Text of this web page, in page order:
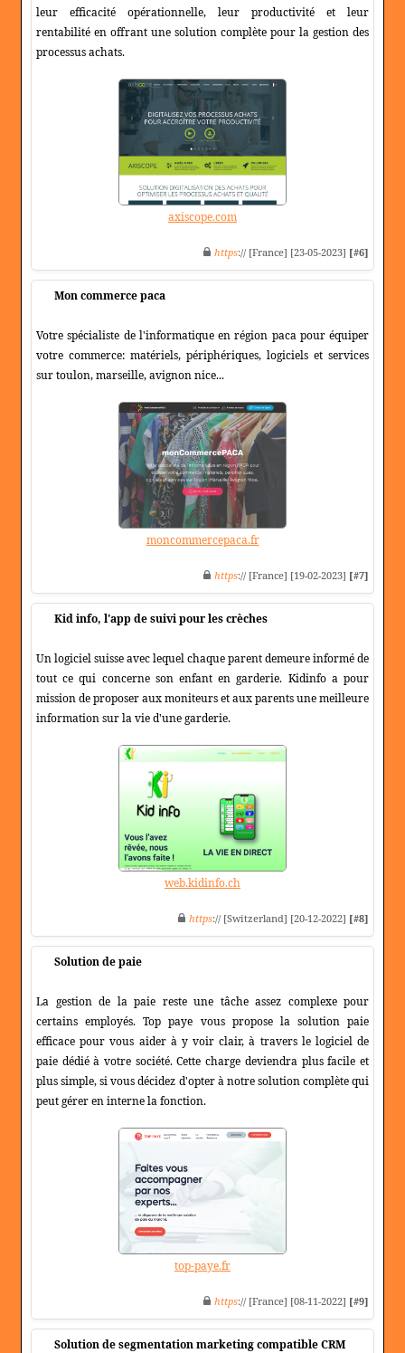
leur efficacité opérationnelle, leur productivité et leur
rentabilité en offrant une solution complète pour la gestion des
processus achats.
axiscope.com
https:// [France] [23-05-2023] [#6]
Mon commerce paca
Votre spécialiste de l'informatique en région paca pour équiper
votre commerce: matériels, périphériques, logiciels et services
sur toulon, marseille, avignon nice...
moncommercepaca.fr
https:// [France] [19-02-2023] [#7]
Kid info, l'app de suivi pour les crèches
Un logiciel suisse avec lequel chaque parent demeure informé de
tout ce qui concerne son enfant en garderie. Kidinfo a pour
mission de proposer aux moniteurs et aux parents une meilleure
information sur la vie d'une garderie.
web.kidinfo.ch
https:// [Switzerland] [20-12-2022] [#8]
Solution de paie
La gestion de la paie reste une tâche assez complexe pour
certains employés. Top paye vous propose la solution paie
efficace pour vous aider à y voir clair, à travers le logiciel de
paie dédié à votre société. Cette charge deviendra plus facile et
plus simple, si vous décidez d'opter à notre solution complète qui
peut gérer en interne la fonction.
top-paye.fr
https:// [France] [08-11-2022] [#9]
Solution de segmentation marketing compatible CRM